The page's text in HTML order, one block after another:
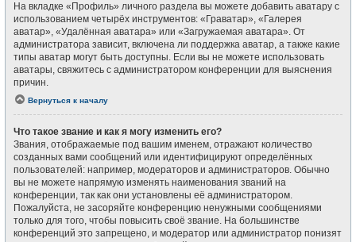
На вкладке «Профиль» личного раздела вы можете добавить аватару с
использованием четырёх инструментов: «Граватар», «Галерея
аватар», «Удалённая аватара» или «Загружаемая аватара». От
администратора зависит, включена ли поддержка аватар, а также какие
типы аватар могут быть доступны. Если вы не можете использовать
аватары, свяжитесь с администратором конференции для выяснения
причин.
Вернуться к началу
Что такое звание и как я могу изменить его?
Звания, отображаемые под вашим именем, отражают количество
созданных вами сообщений или идентифицируют определённых
пользователей: например, модераторов и администраторов. Обычно
вы не можете напрямую изменять наименования званий на
конференции, так как они установлены её администратором.
Пожалуйста, не засоряйте конференцию ненужными сообщениями
только для того, чтобы повысить своё звание. На большинстве
конференций это запрещено, и модератор или администратор понизят